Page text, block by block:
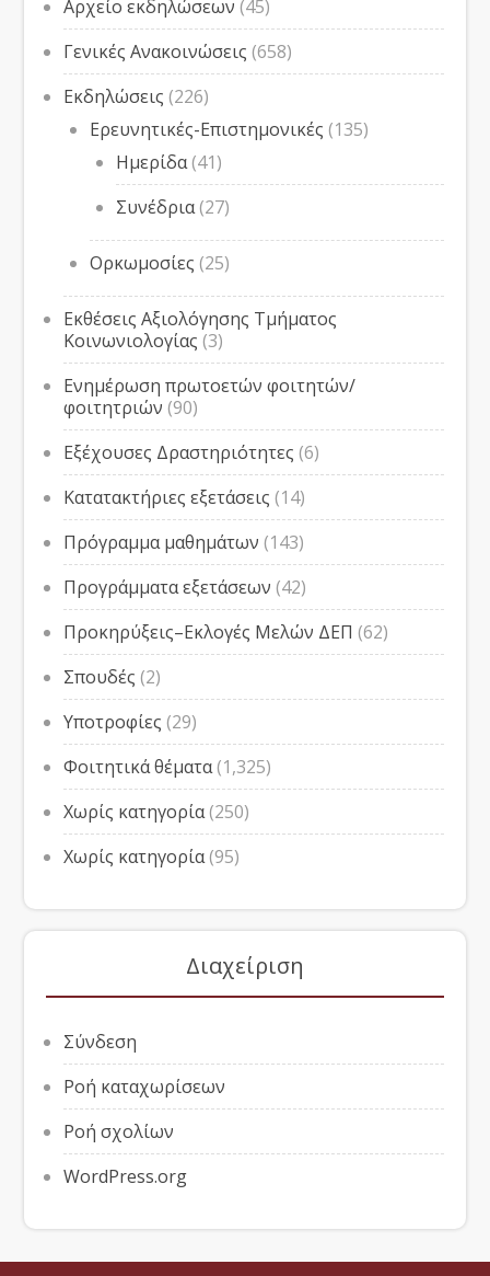
Αρχείο εκδηλώσεων (45)
Γενικές Ανακοινώσεις (658)
Εκδηλώσεις (226)
Ερευνητικές-Επιστημονικές (135)
Ημερίδα(41)
Συνέδρια(27)
Ορκωμοσίες (25)
Εκθέσεις Αξιολόγησης Τμήματος
Κοινωνιολογίας (3)
Ενημέρωση πρωτοετών φοιτητών/
φοιτητριών (90)
Εξέχουσες Δραστηριότητες (6)
Κατατακτήριες εξετάσεις (14)
Πρόγραμμα μαθημάτων (143)
Προγράμματα εξετάσεων (42)
Προκηρύξεις–Εκλογές Μελών ΔΕΠ (62)
Σπουδές (2)
Υποτροφίες (29)
Φοιτητικά θέματα(1,325)
Χωρίς κατηγορία(250)
Χωρίς κατηγορία(95)
Διαχείριση
Σύνδεση
Ροή καταχωρίσεων
Ροή σχολίων
WordPress.org